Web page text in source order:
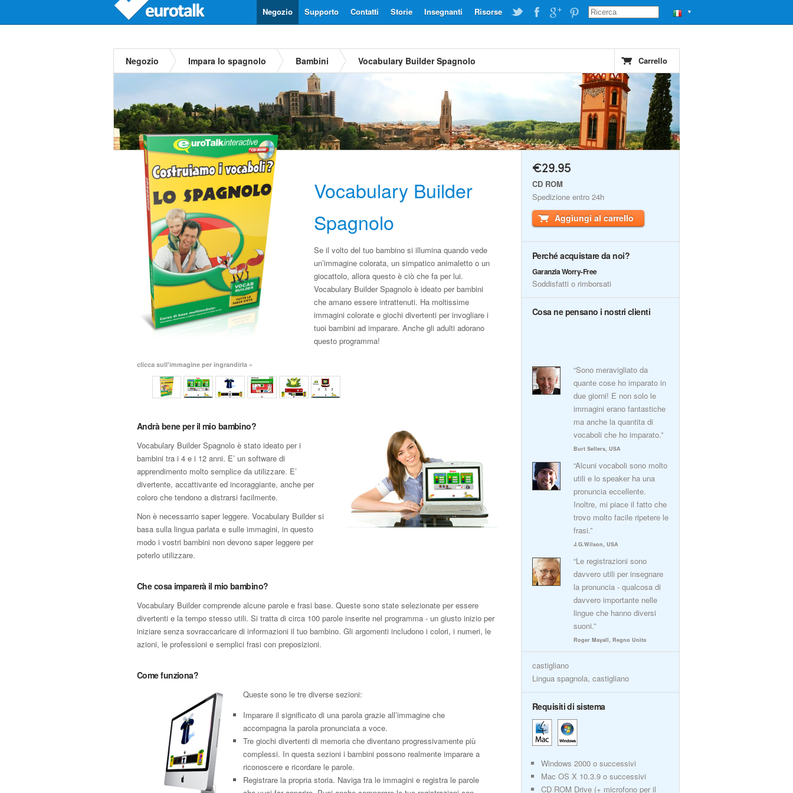
▼
Risorse
Insegnanti
Storie
Contatti
Supporto
Negozio
Negozio Impara lo spagnolo Bambini Vocabulary Builder Spagnolo Carrello
Vocabulary Builder
Spagnolo
Se il volto del tuo bambino si illumina quando vede
un’immagine colorata, un simpatico animaletto o un
giocattolo, allora questo è ciò che fa per lui.
Vocabulary Builder Spagnolo è ideato per bambini
che amano essere intrattenuti. Ha moltissime
immagini colorate e giochi divertenti per invogliare i
tuoi bambini ad imparare. Anche gli adulti adorano
questo programma!
clicca sull'immagine per ingrandirla »
Andrà bene per il mio bambino?
Vocabulary Builder Spagnolo è stato ideato per i
bambini tra i 4 e i 12 anni. E’ un software di
apprendimento molto semplice da utilizzare. E’
divertente, accattivante ed incoraggiante, anche per
coloro che tendono a distrarsi facilmente.
Non è necessarrio saper leggere. Vocabulary Builder si
basa sulla lingua parlata e sulle immagini, in questo
modo i vostri bambini non devono saper leggere per
poterlo utilizzare.
Che cosa imparerà il mio bambino?
Vocabulary Builder comprende alcune parole e frasi base. Queste sono state selezionate per essere
divertenti e la tempo stesso utili. Si tratta di circa 100 parole inserite nel programma - un giusto inizio per
iniziare senza sovraccaricare di informazioni il tuo bambino. Gli argomenti includono i colori, i numeri, le
azioni, le professioni e semplici frasi con preposizioni.
Come funziona?
Queste sono le tre diverse sezioni:
Imparare il significato di una parola grazie all’immagine che
accompagna la parola pronunciata a voce.
Tre giochi divertenti di memoria che diventano progressivamente più
complessi. In questa sezioni i bambini possono realmente imparare a
riconoscere e ricordare le parole.
Registrare la propria storia. Naviga tra le immagini e registra le parole
€29.95
CD ROM
Spedizione entro 24h
Aggiungi al carrello
Perché acquistare da noi?
Garanzia Worry-Free
Soddisfatti o rimborsati
Cosa ne pensano i nostri clienti
“Sono meravigliato da
quante cose ho imparato in
due giorni! E non solo le
immagini erano fantastiche
ma anche la quantita di
vocaboli che ho imparato.”
Burt Sellers, USA
“Alcuni vocaboli sono molto
utili e lo speaker ha una
pronuncia eccellente.
Inoltre, mi piace il fatto che
trovo molto facile ripetere le
frasi.”
J.G.Wilson, USA
“Le registrazioni sono
davvero utili per insegnare
la pronuncia - qualcosa di
davvero importante nelle
lingue che hanno diversi
suoni.”
Roger Mayall, Regno Unito
castigliano
Lingua spagnola, castigliano
Requisiti di sistema
Windows 2000 o successivi
Mac OS X 10.3.9 o successivi
CD ROM Drive (+ microfono per il